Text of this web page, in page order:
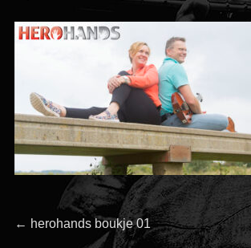
Bericht
← Vorig
herohands boukje 01